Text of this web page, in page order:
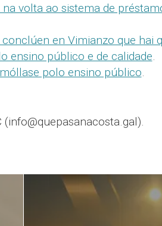
na volta ao sistema de
conclúen en Vimianzo que hai
ensino público e de calidade.
polo ensino público.
(info@quepasanacosta.gal).